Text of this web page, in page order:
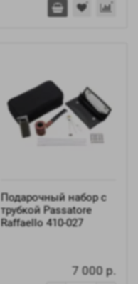
Подарочный набор с
трубкой Passatore
Raffaello 410-027
7 000 р.